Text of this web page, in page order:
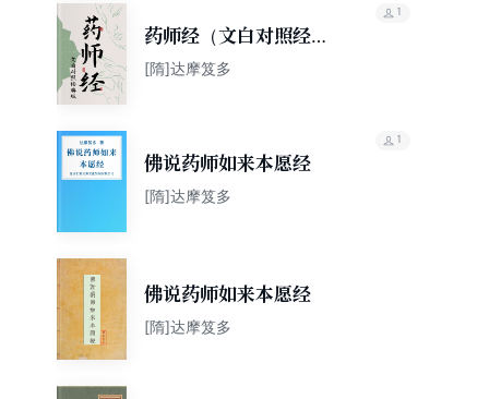
药师经（文白对照经典
版）
[隋]达摩笈多
1
佛说药师如来本愿经
[隋]达摩笈多
1
佛说药师如来本愿经
[隋]达摩笈多